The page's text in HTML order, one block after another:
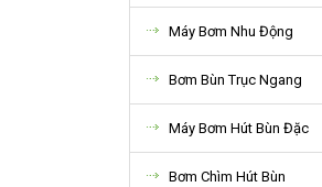
Máy Bơm Nhu Động
Bơm Bùn Trục Ngang
Máy Bơm Hút Bùn Đặc
Bơm Chìm Hút Bùn